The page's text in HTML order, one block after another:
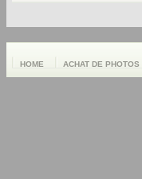
HOME ACHAT DE PHOTOS